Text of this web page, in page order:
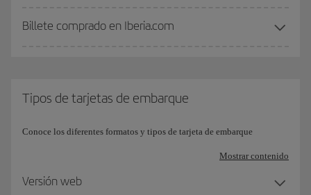
Billete comprado en Iberia.com
Tipos de tarjetas de embarque
Conoce los diferentes formatos y tipos de tarjeta de embarque
Mostrar contenido
Versión web